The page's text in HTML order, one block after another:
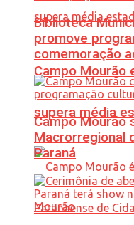
Campo Mourão
supera média
Biblioteca
promove
comemoração
Campo Mourão
Macrorregional
Paraná